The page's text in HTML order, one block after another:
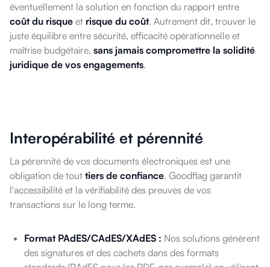
éventuellement la solution en fonction du rapport entre
coût du risque et risque du coût. Autrement dit, trouver le
juste équilibre entre sécurité, efficacité opérationnelle et
maîtrise budgétaire, sans jamais compromettre la solidité
juridique de vos engagements.
Interopérabilité et pérennité
La pérennité de vos documents électroniques est une
obligation de tout tiers de confiance. Goodflag garantit
l'accessibilité et la vérifiabilité des preuves de vos
transactions sur le long terme.
Format PAdES/CAdES/XAdES : Nos solutions génèrent
des signatures et des cachets dans des formats